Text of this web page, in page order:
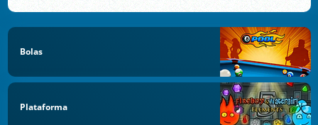
Bolas
Plataforma